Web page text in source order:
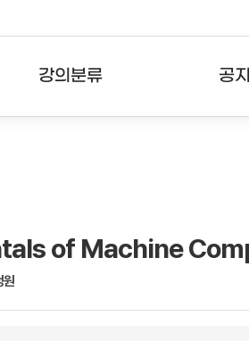
강의분류
테마강의
공
서비
of Machine
원